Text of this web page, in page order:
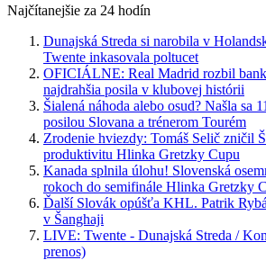
Najčítanejšie za 24 hodín
Dunajská Streda si narobila v
Twente inkasovala poltucet
OFICIÁLNE: Real Madrid rozbil
najdrahšia posila v klubovej histórii
Šialená náhoda alebo osud? Našla sa
posilou Slovana a trénerom Tourém
Zrodenie hviezdy: Tomáš Selič zničil
produktivitu Hlinka Gretzky Cupu
Kanada splnila úlohu! Slovenská
rokoch do semifinále Hlinka Gretzky
Ďalší Slovák opúšťa KHL. Patrik
v Šanghaji
LIVE: Twente - Dunajská Streda /
prenos)